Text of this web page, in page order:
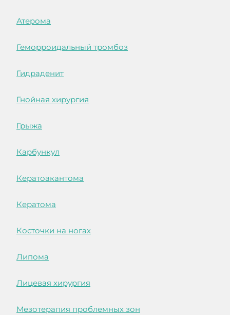
Атерома
Геморроидальный тромбоз
Гидраденит
Гнойная хирургия
Грыжа
Карбункул
Кератоакантома
Кератома
Косточки на ногах
Липома
Лицевая хирургия
Мезотерапия проблемных зон